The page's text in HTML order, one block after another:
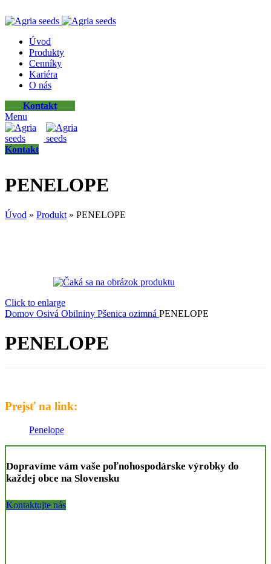
Úvod
Produkty
Cenníky
Kariéra
O nás
Kontakt
Menu
Kontakt
PENELOPE
Úvod » Produkt » PENELOPE
Click to enlarge
Domov Osivá Obilniny Pšenica ozimná PENELOPE
PENELOPE
Prejsť na link:
Penelope
Dopravíme vám vaše poľnohospodárske výrobky do
každej obce na Slovensku
Kontaktujte nás